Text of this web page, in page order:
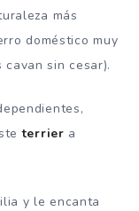
más
doméstico muy
sin cesar).
terrier a
y le encanta